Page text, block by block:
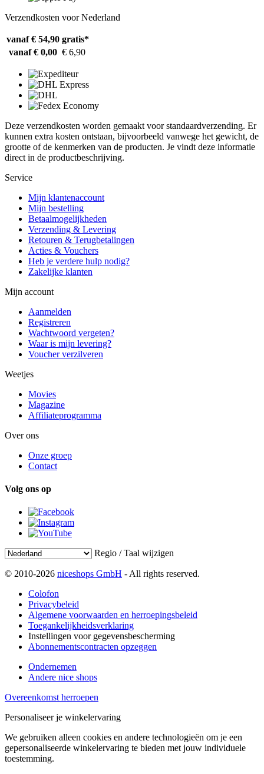
Verzendkosten voor Nederland
vanaf € 54,90 gratis*
vanaf € 0,00 € 6,90
Deze verzendkosten worden gemaakt voor standaardverzending. Er
kunnen extra kosten ontstaan, bijvoorbeeld vanwege het gewicht, de
grootte of de kenmerken van de producten. Je vindt deze informatie
direct in de productbeschrijving.
Service
Mijn klantenaccount
Mijn bestelling
Betaalmogelijkheden
Verzending & Levering
Retouren & Terugbetalingen
Acties & Vouchers
Heb je verdere hulp nodig?
Zakelijke klanten
Mijn account
Aanmelden
Registreren
Wachtwoord vergeten?
Waar is mijn levering?
Voucher verzilveren
Weetjes
Movies
Magazine
Affiliateprogramma
Over ons
Onze groep
Contact
Volg ons op
Regio / Taal wijzigen
© 2010-2026 niceshops GmbH - All rights reserved.
Colofon
Privacybeleid
Algemene voorwaarden en herroepingsbeleid
Toegankelijkheidsverklaring
Instellingen voor gegevensbescherming
Abonnementscontracten opzeggen
Ondernemen
Andere nice shops
Overeenkomst herroepen
Personaliseer je winkelervaring
We gebruiken alleen cookies en andere technologieën om je een
gepersonaliseerde winkelervaring te bieden met jouw individuele
toestemming.